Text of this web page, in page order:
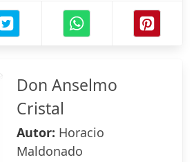
Don Anselmo
Cristal
Autor: Horacio
Maldonado